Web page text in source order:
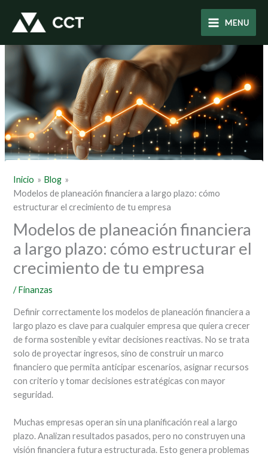
contenido
MENU
Inicio
Blog
Modelos de planeación financiera a largo plazo: cómo
estructurar el crecimiento de tu empresa
Modelos de planeación financiera
a largo plazo: cómo estructurar el
crecimiento de tu empresa
/Finanzas
Definir correctamente los modelos de planeación financiera a
largo plazo es clave para cualquier empresa que quiera crecer
de forma sostenible y evitar decisiones reactivas. No se trata
solo de proyectar ingresos, sino de construir un marco
financiero que permita anticipar escenarios, asignar recursos
con criterio y tomar decisiones estratégicas con mayor
seguridad.
Muchas empresas operan sin una planificación real a largo
plazo. Analizan resultados pasados, pero no construyen una
visión financiera futura estructurada. Esto genera problemas